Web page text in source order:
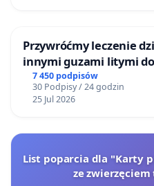
Przywróćmy leczenie
innymi guzami litymi
Centrum Zdrowia
7 450 podpisów
30 Podpisy / 24 godzin
25 Jul 2026
List poparcia dla "Karty
ze